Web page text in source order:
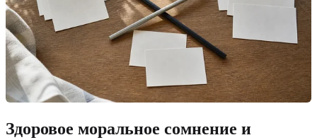
Здоровое моральное сомнение и